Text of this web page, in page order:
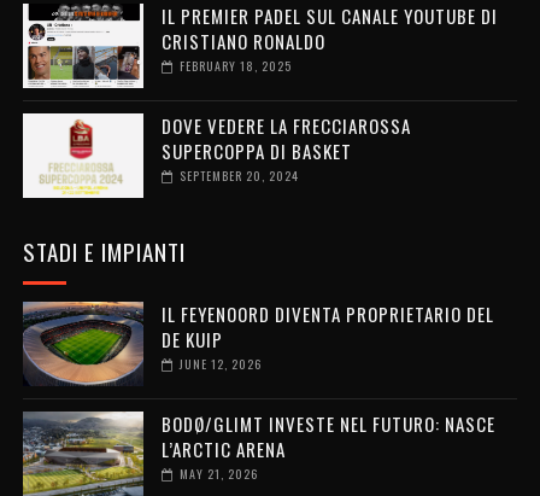
IL PREMIER PADEL SUL CANALE YOUTUBE DI
CRISTIANO RONALDO
FEBRUARY 18, 2025
DOVE VEDERE LA FRECCIAROSSA
SUPERCOPPA DI BASKET
SEPTEMBER 20, 2024
STADI E IMPIANTI
IL FEYENOORD DIVENTA PROPRIETARIO DEL
DE KUIP
JUNE 12, 2026
BODØ/GLIMT INVESTE NEL FUTURO: NASCE
L’ARCTIC ARENA
MAY 21, 2026